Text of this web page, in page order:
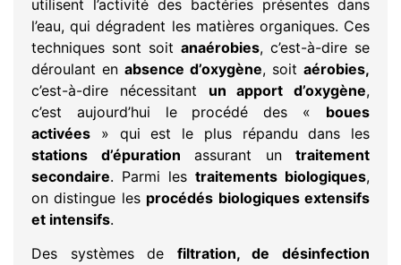
utilisent l’activité des bactéries présentes dans
l’eau, qui dégradent les matières organiques. Ces
techniques sont soit anaérobies, c’est-à-dire se
déroulant en absence d’oxygène, soit aérobies,
c’est-à-dire nécessitant un apport d’oxygène,
c’est aujourd’hui le procédé des « boues
activées » qui est le plus répandu dans les
stations d’épuration assurant un traitement
secondaire. Parmi les traitements biologiques,
on distingue les procédés biologiques extensifs
et intensifs.
Des systèmes de filtration, de désinfection